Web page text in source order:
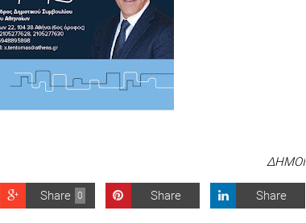
ΔΗΜΟΙ
0
Share Share Share